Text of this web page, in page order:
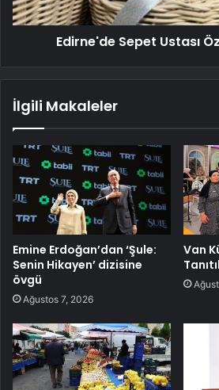
Edirne'de Sepet Ustası
İlgili Makaleler
Emine Erdoğan’dan ‘Şule:
Senin Hikayen’ dizisine
övgü
Ağustos 7, 2026
Van